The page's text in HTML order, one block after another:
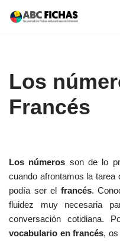
Los
Francés
Los números son de lo
cuando afrontamos la tarea
podía ser el francés.
fluidez muy necesaria
conversación cotidiana.
vocabulario en francés,